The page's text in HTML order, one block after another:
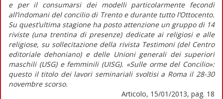
e per il consumarsi dei modelli particolarmente fecondi
all’indomani del concilio di Trento e durante tutto l’Ottocento.
Su quest’ultima stagione ha posto attenzione un gruppo di 14
riviste (una trentina di presenze) dedicate ai religiosi e alle
religiose, su sollecitazione della rivista Testimoni (del Centro
editoriale dehoniano) e delle Unioni generali dei superiori
maschili (USG) e femminili (UISG). «Sulle orme del Concilio»:
questo il titolo dei lavori seminariali svoltisi a Roma il 28-30
novembre scorso.
Articolo, 15/01/2013, pag. 18